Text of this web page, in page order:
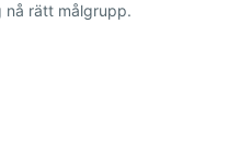
nå rätt målgrupp.